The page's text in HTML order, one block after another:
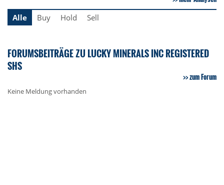
Alle
Buy Hold Sell
FORUMSBEITRÄGE ZU LUCKY MINERALS INC REGISTERED
SHS
zum Forum
Keine Meldung vorhanden